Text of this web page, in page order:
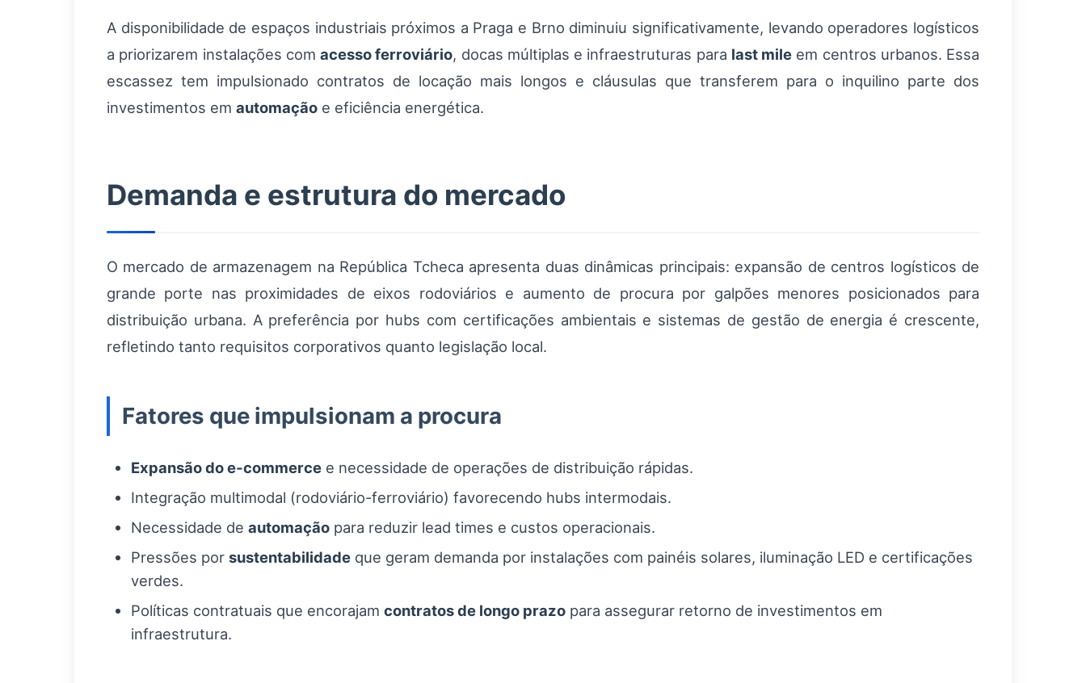
A disponibilidade de espaços industriais próximos a Praga e Brno diminuiu significativamente, levando operadores logísticos
a priorizarem instalações com acesso ferroviário, docas múltiplas e infraestruturas para last mile em centros urbanos. Essa
escassez tem impulsionado contratos de locação mais longos e cláusulas que transferem para o inquilino parte dos
investimentos em automação e eficiência energética.
Demanda e estrutura do mercado
O mercado de armazenagem na República Tcheca apresenta duas dinâmicas principais: expansão de centros logísticos de
grande porte nas proximidades de eixos rodoviários e aumento de procura por galpões menores posicionados para
distribuição urbana. A preferência por hubs com certificações ambientais e sistemas de gestão de energia é crescente,
refletindo tanto requisitos corporativos quanto legislação local.
Fatores que impulsionam a procura
Expansão do e‑commerce e necessidade de operações de distribuição rápidas.
Integração multimodal (rodoviário-ferroviário) favorecendo hubs intermodais.
Necessidade de automação para reduzir lead times e custos operacionais.
Pressões por sustentabilidade que geram demanda por instalações com painéis solares, iluminação LED e certificações
verdes.
Políticas contratuais que encorajam contratos de longo prazo para assegurar retorno de investimentos em
infraestrutura.